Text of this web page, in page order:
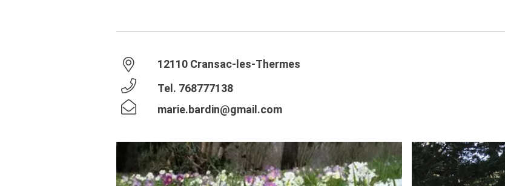
12110 Cransac-les-Thermes
Tel. 768777138
marie.bardin@gmail.com